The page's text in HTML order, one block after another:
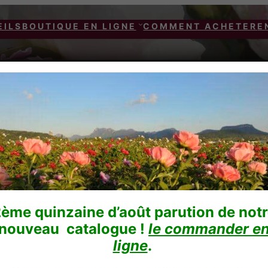
BOUTIQUE EN LIGNE COMMENT ACHETER
RIMPOU
49,00€ TTC
quinzaine d’août parution de
catalogue !le commander
ligne.